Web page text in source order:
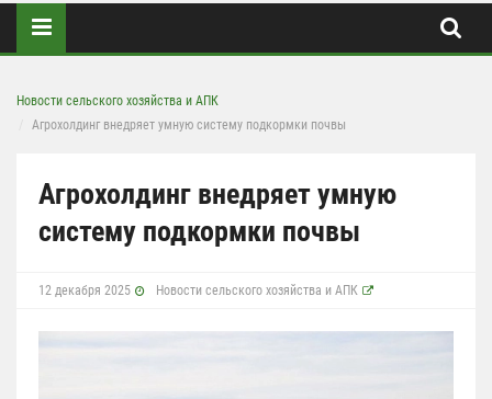
Новости сельского хозяйства и АПК
Агрохолдинг внедряет умную систему подкормки почвы
Агрохолдинг внедряет умную
систему подкормки почвы
12 декабря 2025 Новости сельского хозяйства и АПК